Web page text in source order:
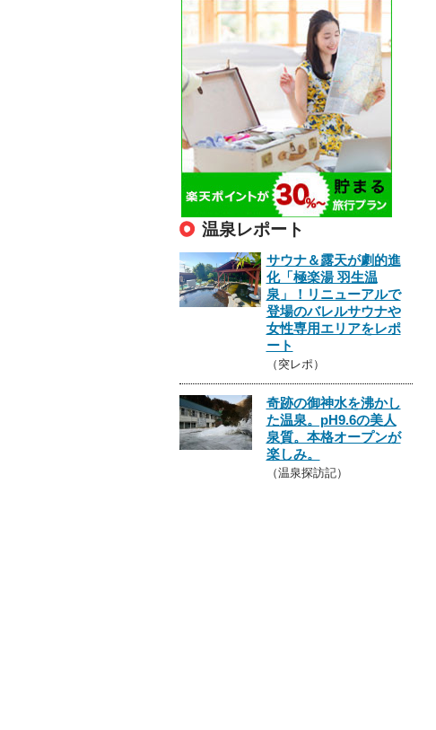
温泉レポート
サウナ＆露天が劇的進
化「極楽湯 羽生温
泉」！リニューアルで
登場のバレルサウナや
女性専用エリアをレポ
ート
（突レポ）
奇跡の御神水を沸かし
た温泉。pH9.6の美人
泉質。本格オープンが
楽しみ。
（温泉探訪記）